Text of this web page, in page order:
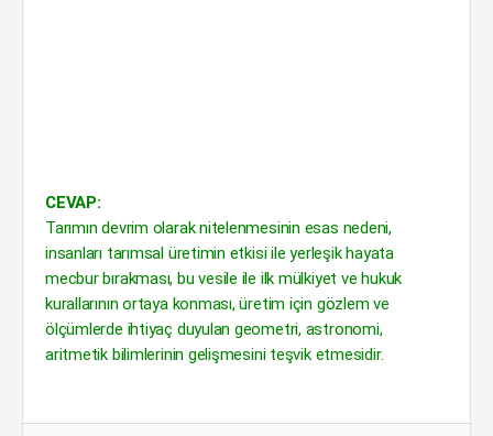
CEVAP:
Tarımın devrim olarak nitelenmesinin esas nedeni,
insanları tarımsal üretimin etkisi ile yerleşik hayata
mecbur bırakması, bu vesile ile ilk mülkiyet ve hukuk
kurallarının ortaya konması, üretim için gözlem ve
ölçümlerde ihtiyaç duyulan geometri, astronomi,
aritmetik bilimlerinin gelişmesini teşvik etmesidir.